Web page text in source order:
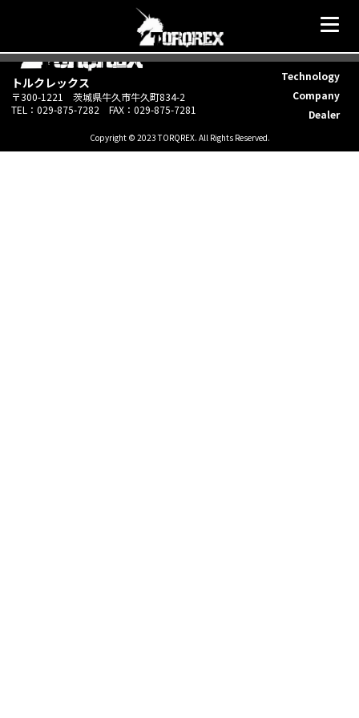
トルクレックス
〒300-1221 茨城県牛久市牛久町834-2
TEL：029-875-7282 ​FAX：029-875-7281
Riders
Technology
Company
Dealer
Copyright © 2023 TORQREX. All Rights Reserved.